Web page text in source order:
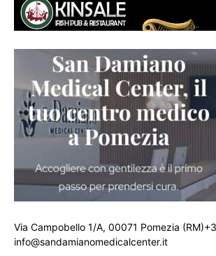
Via Campobello 1/A, 00071 Pomezia
info@sandamianomedicalcenter.it